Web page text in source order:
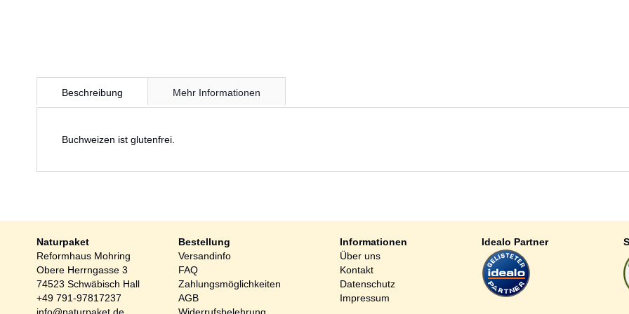
Anfang
Bildergalerie
Beschreibung
Buchweizen ist glutenfrei.
Mehr Informationen
Naturpaket
Reformhaus Mohring
Obere Herrngasse 3
74523 Schwäbisch Hall
+49 791-97817237
Bestellung
Versandinfo
FAQ
Zahlungsmöglichkeiten
AGB
Informationen
Über uns
Kontakt
Datenschutz
Impressum
Idealo Partner